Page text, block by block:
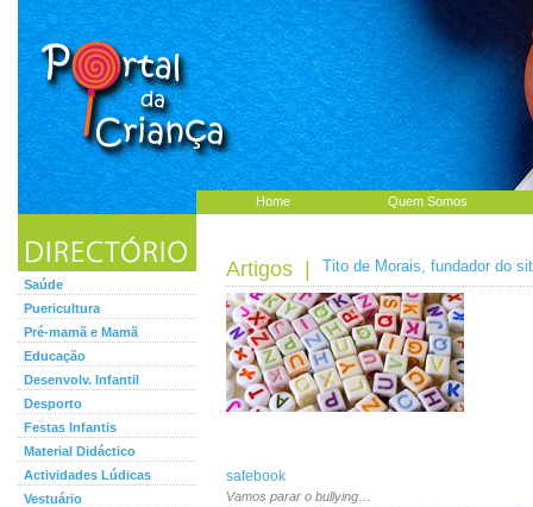
Home Quem Somos
Saúde
Puericultura
Pré-mamã e Mamã
Educação
Desenvolv. Infantil
Desporto
Festas Infantis
Material Didáctico
Actividades Lúdicas
Vestuário
Artigos Tito de Morais, fundador do
safebook
Vamos parar o bullying…